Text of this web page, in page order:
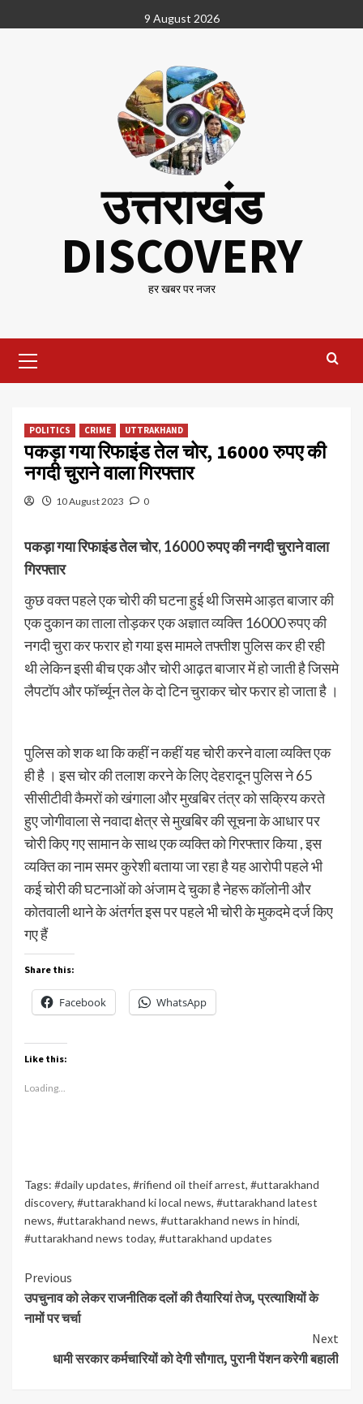
to
9 August 2026
उत्तराखंड
DISCOVERY
हर खबर पर नजर
Menu
POLITICS CRIME UTTRAKHAND
पकड़ा गया रिफाइंड तेल चोर, 16000 रुपए की
नगदी चुराने वाला गिरफ्तार
10 August 2023 0
पकड़ा गया रिफाइंड तेल चोर, 16000 रुपए की नगदी चुराने वाला
गिरफ्तार
कुछ वक्त पहले एक चोरी की घटना हुई थी जिसमे आड़त बाजार की
एक दुकान का ताला तोड़कर एक अज्ञात व्यक्ति 16000 रुपए की
नगदी चुरा कर फरार हो गया इस मामले तफ्तीश पुलिस कर ही रही
थी लेकिन इसी बीच एक और चोरी आढ़त बाजार में हो जाती है जिसमे
लैपटॉप और फॉर्च्यून तेल के दो टिन चुराकर चोर फरार हो जाता है ।
पुलिस को शक था कि कहीं न कहीं यह चोरी करने वाला व्यक्ति एक
ही है । इस चोर की तलाश करने के लिए देहरादून पुलिस ने 65
सीसीटीवी कैमरों को खंगाला और मुखबिर तंत्र को सक्रिय करते
हुए जोगीवाला से नवादा क्षेत्र से मुखबिर की सूचना के आधार पर
चोरी किए गए सामान के साथ एक व्यक्ति को गिरफ्तार किया , इस
व्यक्ति का नाम समर कुरेशी बताया जा रहा है यह आरोपी पहले भी
कई चोरी की घटनाओं को अंजाम दे चुका है नेहरू कॉलोनी और
कोतवाली थाने के अंतर्गत इस पर पहले भी चोरी के मुकदमे दर्ज किए
गए हैं
Share this:
Facebook WhatsApp
Like this:
Loading...
Tags: #daily updates, #rifiend oil theif arrest, #uttarakhand
discovery, #uttarakhand ki local news, #uttarakhand latest
news, #uttarakhand news, #uttarakhand news in hindi,
#uttarakhand news today, #uttarakhand updates
Continue
Reading
Previous
उपचुनाव को लेकर राजनीतिक दलों की तैयारियां तेज, प्रत्याशियों के
नामों पर चर्चा
Next
धामी सरकार कर्मचारियों को देगी सौगात, पुरानी पेंशन करेगी बहाली